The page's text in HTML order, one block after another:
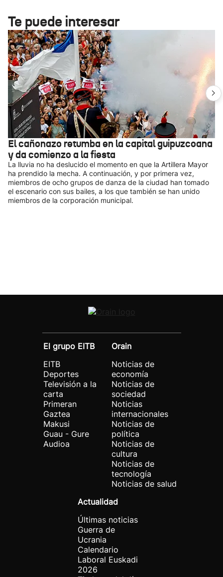
Te puede interesar
El cañonazo retumba en la capital guipuzcoana
y da comienzo a la fiesta
La lluvia no ha deslucido el momento en que la Artillera Mayor
ha prendido la mecha. A continuación, y por primera vez,
miembros de ocho grupos de danza de la ciudad han tomado
el escenario con sus bailes, a los que también se han unido
miembros de la corporación municipal.
El grupo EITB
EITB
Deportes
Televisión a la
carta
Primeran
Gaztea
Makusi
Guau - Gure
Audioa
Orain
Noticias de
economía
Noticias de
sociedad
Noticias
internacionales
Noticias de
política
Noticias de
cultura
Noticias de
tecnología
Noticias de salud
Actualidad
Últimas noticias
Guerra de
Ucrania
Calendario
Laboral Euskadi
2026